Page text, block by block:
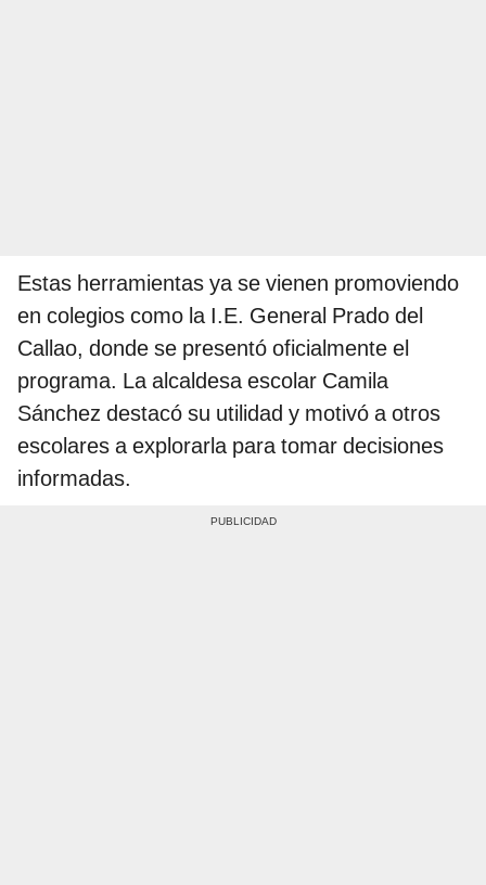
Estas herramientas ya se vienen promoviendo
en colegios como la I.E. General Prado del
Callao, donde se presentó oficialmente el
programa. La alcaldesa escolar Camila
Sánchez destacó su utilidad y motivó a otros
escolares a explorarla para tomar decisiones
informadas.